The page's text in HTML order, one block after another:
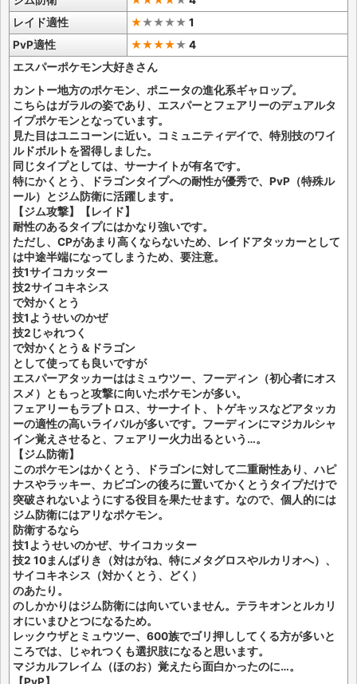
レイド適性
★★★★★ 1
PvP適性
★★★★★ 4
エスパーポケモン大好きさん
カントー地方のポケモン、ポニータの進化系ギャロップ。
こちらはガラルの姿であり、エスパーとフェアリーのデュアルタ
イプポケモンとなっています。
見た目はユニコーンに近い。コミュニティデイで、特別技のワイ
ルドボルトを習得しました。
同じタイプとしては、サーナイトが有名です。
特にかくとう、ドラゴンタイプへの耐性が優秀で、PvP（特殊ル
ール）とジム防衛に活躍します。
【ジム攻撃】【レイド】
耐性のあるタイプにはかなり強いです。
ただし、CPがあまり高くならないため、レイドアタッカーとして
は中途半端になってしまうため、要注意。
技1サイコカッター
技2サイコキネシス
で対かくとう
技1ようせいのかぜ
技2じゃれつく
で対かくとう＆ドラゴン
として使っても良いですが
エスパーアタッカーははミュウツー、フーディン（初心者にオス
スメ）ともっと攻撃に向いたポケモンが多い。
フェアリーもラブトロス、サーナイト、トゲキッスなどアタッカ
ーの適性の高いライバルが多いです。フーディンにマジカルシャ
イン覚えさせると、フェアリー火力出るという…。
【ジム防衛】
このポケモンはかくとう、ドラゴンに対して二重耐性あり、ハピ
ナスやラッキー、カビゴンの後ろに置いてかくとうタイプだけで
突破されないようにする役目を果たせます。なので、個人的には
ジム防衛にはアリなポケモン。
防衛するなら
技1ようせいのかぜ、サイコカッター
技2 10まんばりき（対はがね、特にメタグロスやルカリオへ）、
サイコキネシス（対かくとう、どく）
のあたり。
のしかかりはジム防衛には向いていません。テラキオンとルカリ
オにいまひとつになるため。
レックウザとミュウツー、600族でゴリ押ししてくる方が多いと
ころでは、じゃれつくも選択肢になると思います。
マジカルフレイム（ほのお）覚えたら面白かったのに…。